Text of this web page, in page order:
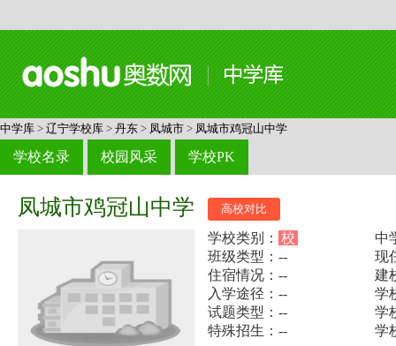
中学库 > 辽宁学校库 > 丹东 > 凤城市 > 凤城市鸡冠山中学
学校名录 校园风采 学校PK
凤城市鸡冠山中学 高校对比
学校类别： 校
中
班级类型：--
现
住宿情况：--
建
入学途径：--
学
试题类型：--
学
特殊招生：--
学